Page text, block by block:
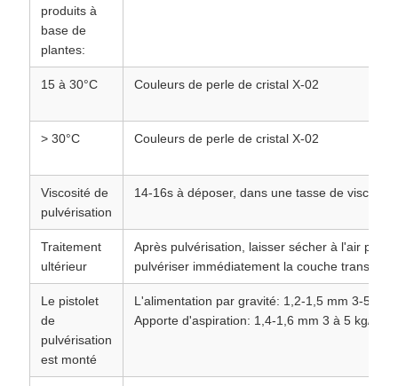
produits à
base de
plantes:
15 à 30°C Couleurs de perle de cristal X-02
> 30°C Couleurs de perle de cristal X-02
Viscosité de
pulvérisation
14-16s à déposer, dans une tasse de viscosité
Traitement
ultérieur
Après pulvérisation, laisser sécher à l'air
pulvériser immédiatement la couche
Le pistolet
de
pulvérisation
est monté
L'alimentation par gravité: 1,2-1,5 mm 3-5 kg/
Apporte d'aspiration: 1,4-1,6 mm 3 à 5 kg/cm2